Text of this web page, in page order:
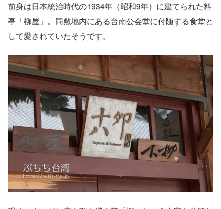
前身は日本統治時代の1934年（昭和9年）に建てられた料
亭「柳屋」。同敷地内にある台南公会堂に付随する食堂と
して愛されていたそうです。